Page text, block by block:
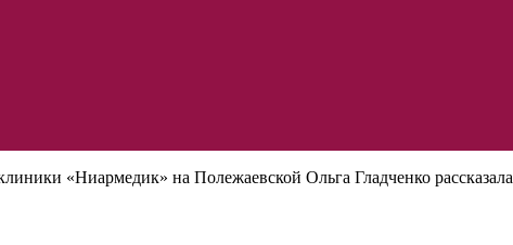
«Ниармедик» на Полежаевской Ольга Гладченко